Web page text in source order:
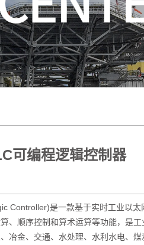
可编程逻辑控制器
Controller)是一款基于实时工业以太
、顺序控制和算术运算等功能，是
冶金、交通、水处理、水利水电、煤